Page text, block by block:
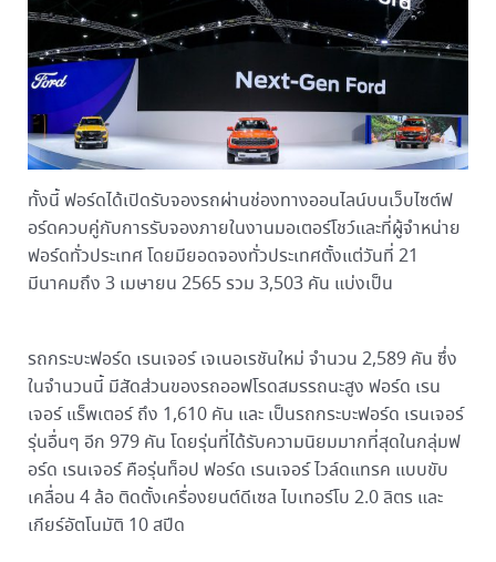
ทั้งนี้ ฟอร์ดได้เปิดรับจองรถผ่านช่องทางออนไลน์บนเว็บไซต์ฟ
อร์ดควบคู่กับการรับจองภายในงานมอเตอร์โชว์และที่ผู้จำหน่าย
ฟอร์ดทั่วประเทศ โดยมียอดจองทั่วประเทศตั้งแต่วันที่ 21
มีนาคมถึง 3 เมษายน 2565 รวม 3,503 คัน แบ่งเป็น
รถกระบะฟอร์ด เรนเจอร์ เจเนอเรชันใหม่ จำนวน 2,589 คัน ซึ่ง
ในจำนวนนี้ มีสัดส่วนของรถออฟโรดสมรรถนะสูง ฟอร์ด เรน
เจอร์ แร็พเตอร์ ถึง 1,610 คัน และ เป็นรถกระบะฟอร์ด เรนเจอร์
รุ่นอื่นๆ อีก 979 คัน โดยรุ่นที่ได้รับความนิยมมากที่สุดในกลุ่มฟ
อร์ด เรนเจอร์ คือรุ่นท็อป ฟอร์ด เรนเจอร์ ไวล์ดแทรค แบบขับ
เคลื่อน 4 ล้อ ติดตั้งเครื่องยนต์ดีเซล ไบเทอร์โบ 2.0 ลิตร และ
เกียร์อัตโนมัติ 10 สปีด